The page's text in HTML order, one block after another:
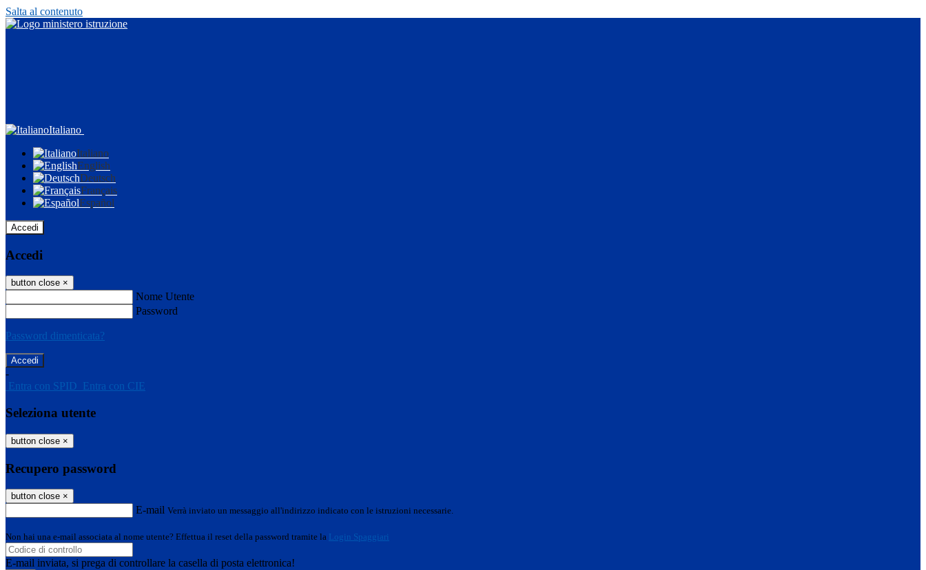
Salta al contenuto
Italiano
Italiano
English
Deutsch
Français
Español
Accedi
Accedi
button close ×
Nome Utente
Password
Password dimenticata?
-
Entra con SPID Entra con CIE
Seleziona utente
button close ×
Recupero password
button close ×
E-mail Verrà inviato un messaggio all'indirizzo indicato con le istruzioni necessarie.
Non hai una e-mail associata al nome utente? Effettua il reset della password tramite la Login Spaggiari
E-mail inviata, si prega di controllare la casella di posta elettronica!